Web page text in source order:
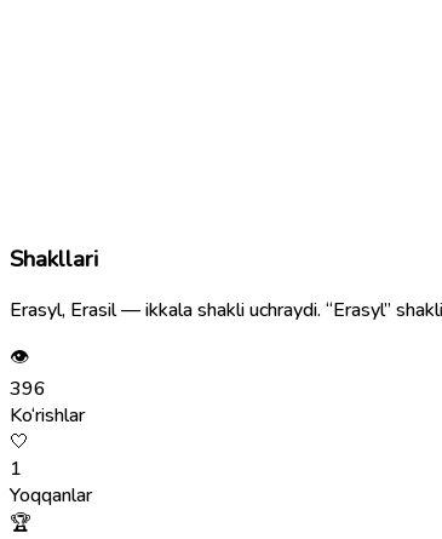
Shakllari
Erasyl, Erasil — ikkala shakli uchraydi. “Erasyl”
👁
396
Ko‘rishlar
🤍
1
Yoqqanlar
🏆